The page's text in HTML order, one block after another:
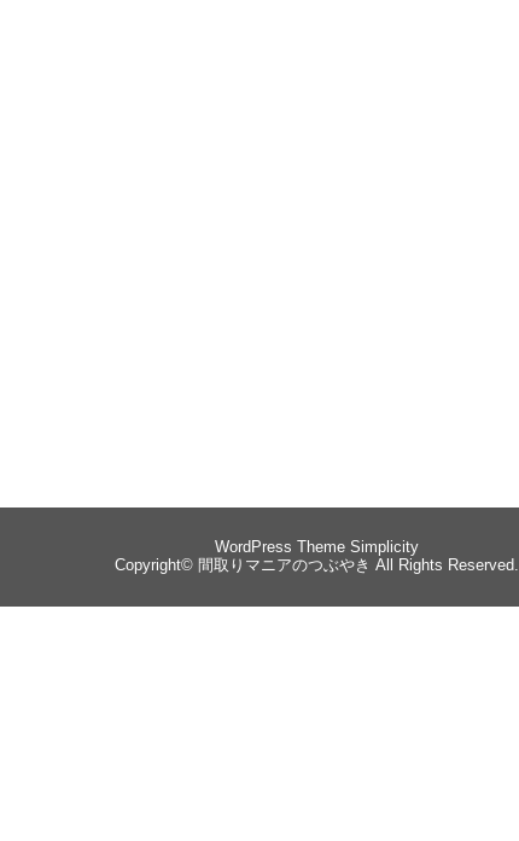
WordPress Theme Simplicity
Copyright© 間取りマニアのつぶやき All Rights Reserved.